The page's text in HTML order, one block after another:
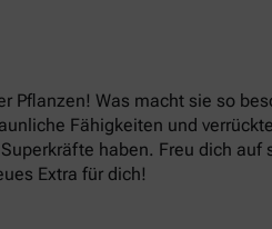
Was macht sie so
Fähigkeiten und
haben. Freu dich auf
Extra für dich!